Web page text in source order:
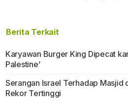
Berita Terkait
Karyawan Burger King Dipecat
Palestine’
Serangan Israel Terhadap Masjid
Rekor Tertinggi